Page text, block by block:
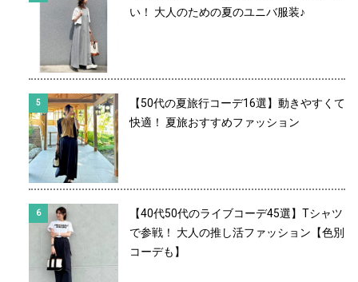
い！ 大人のための夏のユニバ服装♪
【50代の夏旅行コーデ16選】動きやすくて
快適！ 夏旅おすすめファッション
【40代50代のライブコーデ45選】Tシャツ
で参戦！ 大人の推し活ファッション【色別
コーデも】